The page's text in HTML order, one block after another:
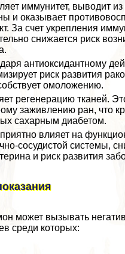
иммунитет, выводит
и оказывает
За счет укрепления
снижается риск
антиоксидантному
риск развития
омоложению.
регенерацию тканей.
заживлению ран, что
сахарным диабетом.
влияет на
сосудистой системы,
и риск развития
может вызывать
среди которых: